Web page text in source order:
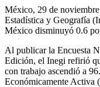
México, 29 de
Estadística y Geografía
México disminuyó 0.6
Al publicar la Encuesta
Edición, el Inegi refirió
con trabajo ascendió a
Económicamente Activa